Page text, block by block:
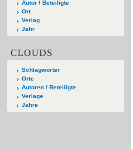
Autor / Beteiligte
Ort
Verlag
Jahr
CLOUDS
Schlagwörter
Orte
Autoren / Beteiligte
Verlage
Jahre